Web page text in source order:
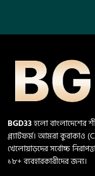
BGD33হলো বাংলাদেশের
প্ল্যাটফর্ম। আমরা কুরাকাও
খেলোয়াড়দের সর্বোচ্চ
১৮+ ব্যবহারকারীদের জন্য।